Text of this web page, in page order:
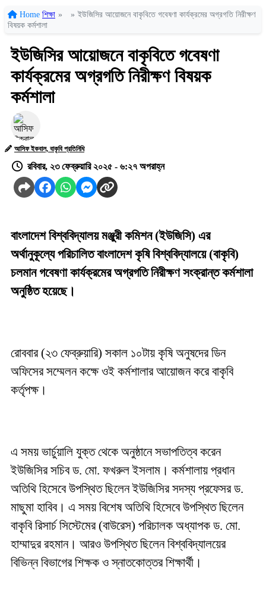
Home শিক্ষা » » ইউজিসির আয়োজনে বাকৃবিতে গবেষণা কার্যক্রমের অগ্রগতি নিরীক্ষণ
বিষয়ক কর্মশালা
ইউজিসির আয়োজনে বাকৃবিতে গবেষণা
কার্যক্রমের অগ্রগতি নিরীক্ষণ বিষয়ক
কর্মশালা
আসিফ ইকবাল, বাকৃবি প্রতিনিধি
রবিবার, ২৩ ফেব্রুয়ারি ২০২৫ - ৬:২৭ অপরাহ্ন
বাংলাদেশ বিশ্ববিদ্যালয় মঞ্জুরী কমিশন (ইউজিসি) এর
অর্থানুকূল্যে পরিচালিত বাংলাদেশ কৃষি বিশ্ববিদ্যালয়ে (বাকৃবি)
চলমান গবেষণা কার্যক্রমের অগ্রগতি নিরীক্ষণ সংক্রান্ত কর্মশালা
অনুষ্ঠিত হয়েছে।
রোববার (২৩ ফেব্রুয়ারি) সকাল ১০টায় কৃষি অনুষদের ডিন
অফিসের সম্মেলন কক্ষে ওই কর্মশালার আয়োজন করে বাকৃবি
কর্তৃপক্ষ।
এ সময় ভার্চুয়ালি যুক্ত থেকে অনুষ্ঠানে সভাপতিত্ব করেন
ইউজিসির সচিব ড. মো. ফখরুল ইসলাম। কর্মশালায় প্রধান
অতিথি হিসেবে উপস্থিত ছিলেন ইউজিসির সদস্য প্রফেসর ড.
মাছুমা হাবিব। এ সময় বিশেষ অতিথি হিসেবে উপস্থিত ছিলেন
বাকৃবি রিসার্চ সিস্টেমের (বাউরেস) পরিচালক অধ্যাপক ড. মো.
হাম্মাদুর রহমান। আরও উপস্থিত ছিলেন বিশ্ববিদ্যালয়ের
বিভিন্ন বিভাগের শিক্ষক ও স্নাতকোত্তর শিক্ষার্থী।